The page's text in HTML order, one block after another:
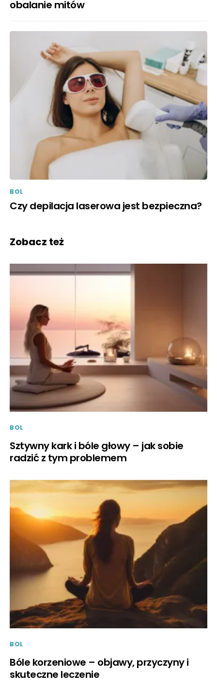
obalanie mitów
BOL
Czy depilacja laserowa jest bezpieczna?
Zobacz też
BOL
Sztywny kark i bóle głowy – jak sobie
radzić z tym problemem
BOL
Bóle korzeniowe – objawy, przyczyny i
skuteczne leczenie